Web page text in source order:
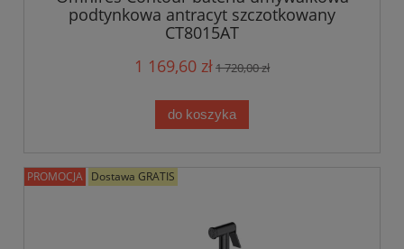
podtynkowa antracyt szczotkowany
CT8015AT
1 169,60 zł1 720,00 zł
do koszyka
PROMOCJA Dostawa GRATIS